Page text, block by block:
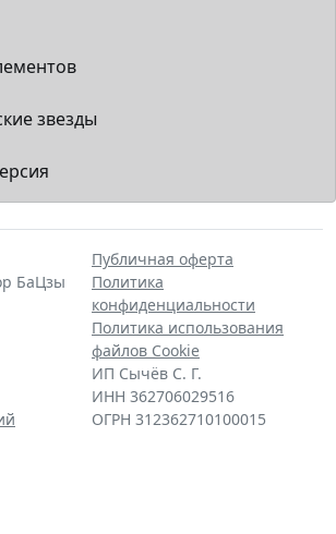
звезды
БаЦзы
Публичная оферта
Политика
конфиденциальности
Политика использования
файлов Cookie
ИП Сычёв С. Г.
ИНН 362706029516
ОГРН 312362710100015